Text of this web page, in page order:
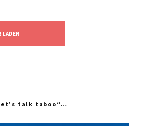
LADEN
talk taboo“…